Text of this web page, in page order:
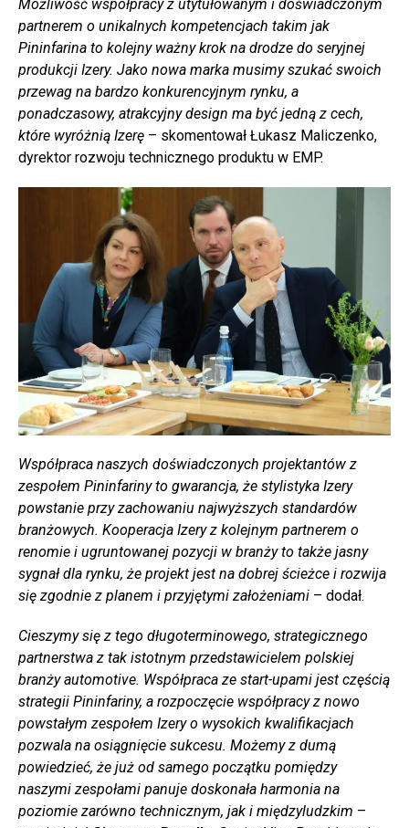
Możliwość współpracy z utytułowanym i doświadczonym
partnerem o unikalnych kompetencjach takim jak
Pininfarina to kolejny ważny krok na drodze do seryjnej
produkcji Izery. Jako nowa marka musimy szukać swoich
przewag na bardzo konkurencyjnym rynku, a
ponadczasowy, atrakcyjny design ma być jedną z cech,
które wyróżnią Izerę – skomentował Łukasz Maliczenko,
dyrektor rozwoju technicznego produktu w EMP.
Współpraca naszych doświadczonych projektantów z
zespołem Pininfariny to gwarancja, że stylistyka Izery
powstanie przy zachowaniu najwyższych standardów
branżowych. Kooperacja Izery z kolejnym partnerem o
renomie i ugruntowanej pozycji w branży to także jasny
sygnał dla rynku, że projekt jest na dobrej ścieżce i rozwija
się zgodnie z planem i przyjętymi założeniami – dodał.
Cieszymy się z tego długoterminowego, strategicznego
partnerstwa z tak istotnym przedstawicielem polskiej
branży automotive. Współpraca ze start-upami jest częścią
strategii Pininfariny, a rozpoczęcie współpracy z nowo
powstałym zespołem Izery o wysokich kwalifikacjach
pozwala na osiągnięcie sukcesu. Możemy z dumą
powiedzieć, że już od samego początku pomiędzy
naszymi zespołami panuje doskonała harmonia na
poziomie zarówno technicznym, jak i międzyludzkim –